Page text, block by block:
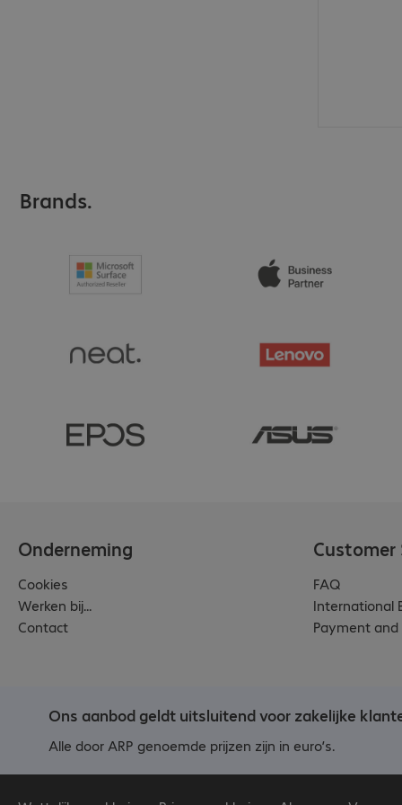
Brands.
Onderneming
Cookies
Werken bij...
Contact
Customer
FAQ
International
Payment
Ons aanbod geldt uitsluitend voor zakelijke
Alle door ARP genoemde prijzen zijn in euro’s.